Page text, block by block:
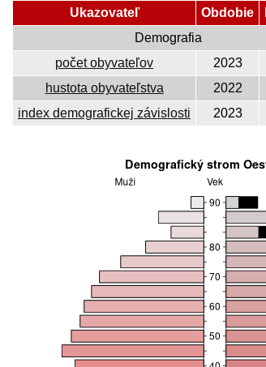
Ukazovateľ Obdobie
Demografia
počet obyvateľov
2023
hustota obyvateľstva
2022
index demografickej závislosti
2023